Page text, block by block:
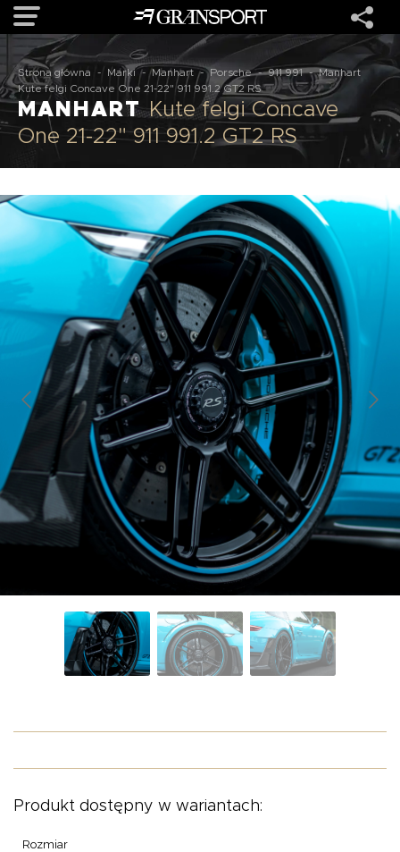
OFERTA
MARKI
REALIZACJE
O NAS
USŁUGI
KONTAKT
O NAS OFERTA BLOG ZOSTAŃ PARTNEREM
Strona główna - Marki - Manhart - Porsche - 911 991 - Manhart
Kute felgi Concave One 21-22" 911 991.2 GT2 RS
MANHARTKute felgi Concave
One 21-22" 911 991.2 GT2 RS
Produkt dostępny w wariantach:
Rozmiar